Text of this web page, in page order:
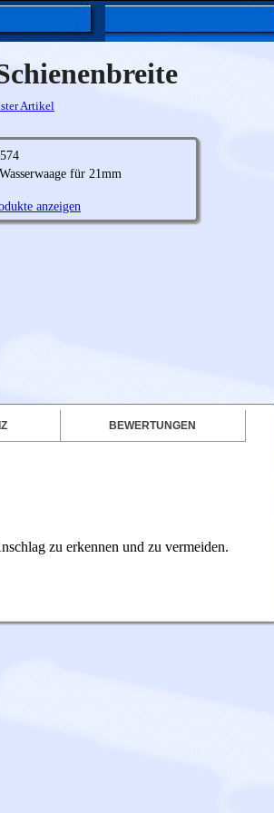
Artikel
für 21mm
anzeigen
BEWERTUNGEN
zu erkennen und zu vermeiden.